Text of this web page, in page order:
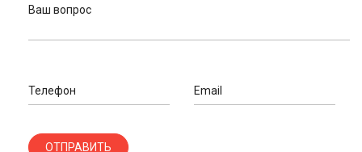
Ваш вопрос
Телефон Email
ОТПРАВИТЬ